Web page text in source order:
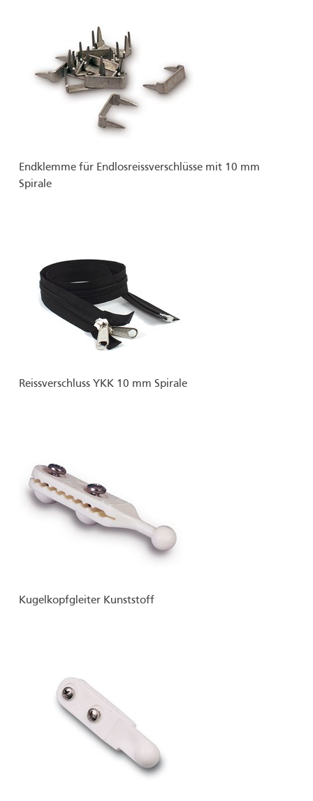
Endklemme für Endlosreissverschlüsse mit 10 mm
Spirale
Reissverschluss YKK 10 mm Spirale
Kugelkopfgleiter Kunststoff